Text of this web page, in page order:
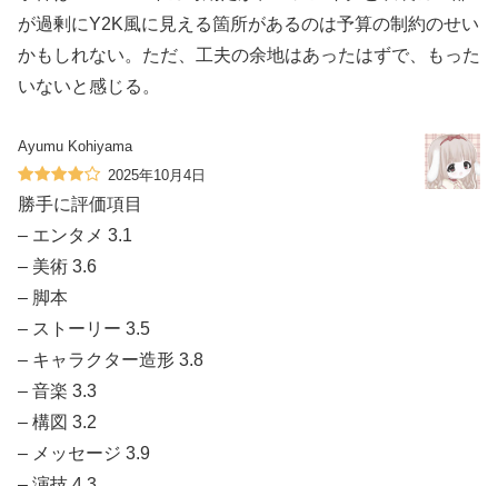
が過剰にY2K風に見える箇所があるのは予算の制約のせい
かもしれない。ただ、工夫の余地はあったはずで、もった
いないと感じる。
Ayumu Kohiyama
2025年10月4日
勝手に評価項目
– エンタメ 3.1
– 美術 3.6
– 脚本
– ストーリー 3.5
– キャラクター造形 3.8
– 音楽 3.3
– 構図 3.2
– メッセージ 3.9